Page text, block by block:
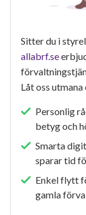
Sitter du i
allabrf.se
Låt oss
Personlig
betyg och
Smarta
sparar tid
Enkel flytt
gamla